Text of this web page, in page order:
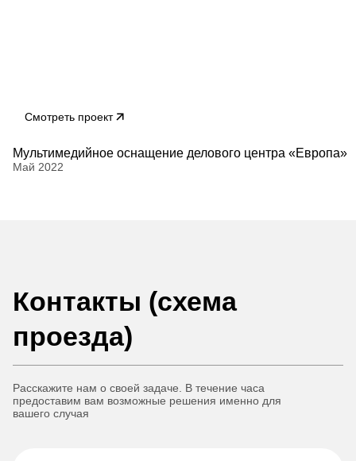
Смотреть проект
Мультимедийное оснащение делового центра «Европа»
Май 2022
Контакты (схема
проезда)
Расскажите нам о своей задаче. В течение часа
предоставим вам возможные решения именно для
вашего случая